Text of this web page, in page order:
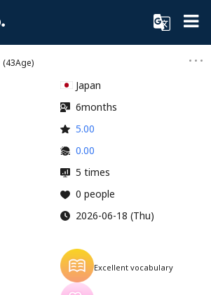
(43Age)
Japan
6months
5.00
0.00
5 times
0 people
2026-06-18 (Thu)
Excellent vocabulary